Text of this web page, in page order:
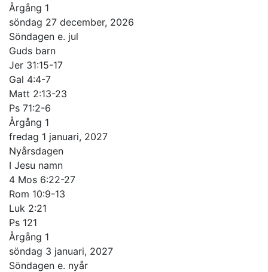
Årgång 1
söndag 27 december, 2026
Söndagen e. jul
Guds barn
Jer 31:15-17
Gal 4:4-7
Matt 2:13-23
Ps 71:2-6
Årgång 1
fredag 1 januari, 2027
Nyårsdagen
I Jesu namn
4 Mos 6:22-27
Rom 10:9-13
Luk 2:21
Ps 121
Årgång 1
söndag 3 januari, 2027
Söndagen e. nyår